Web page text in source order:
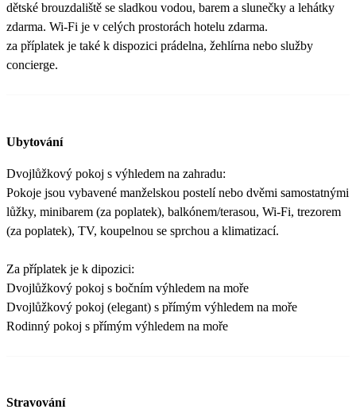
dětské brouzdaliště se sladkou vodou, barem a slunečky a lehátky
zdarma. Wi-Fi je v celých prostorách hotelu zdarma.
za příplatek je také k dispozici prádelna, žehlírna nebo služby
concierge.
Ubytování
Dvojlůžkový pokoj s výhledem na zahradu:
Pokoje jsou vybavené manželskou postelí nebo dvěmi samostatnými
lůžky, minibarem (za poplatek), balkónem/terasou, Wi-Fi, trezorem
(za poplatek), TV, koupelnou se sprchou a klimatizací.
Za příplatek je k dipozici:
Dvojlůžkový pokoj s bočním výhledem na moře
Dvojlůžkový pokoj (elegant) s přímým výhledem na moře
Rodinný pokoj s přímým výhledem na moře
Stravování